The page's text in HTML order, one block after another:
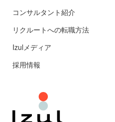
コンサルタント紹介
リクルートへの転職方法
Izulメディア
採用情報